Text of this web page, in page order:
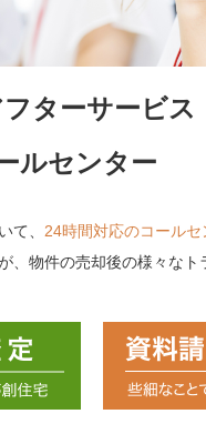
ターサービス
ルセンター
て、 24時間対応のコールセ
、物件の売却後の様々な